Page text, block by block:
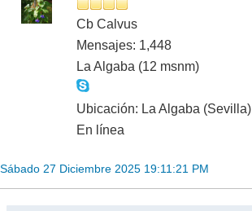
Cb Calvus
Mensajes: 1,448
La Algaba (12 msnm)
Ubicación: La Algaba (Sevilla)
En línea
Sábado 27 Diciembre 2025 19:11:21 PM